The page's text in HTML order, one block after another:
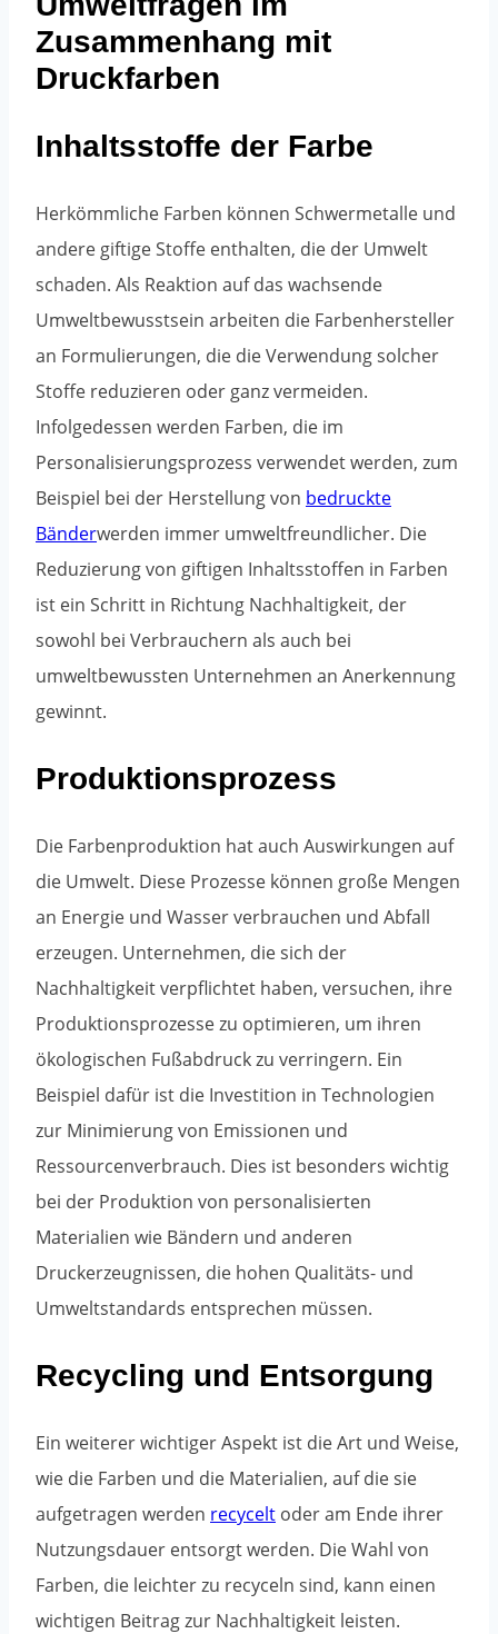
Zusammenhang mit
Druckfarben
Inhaltsstoffe der Farbe
Herkömmliche Farben können Schwermetalle und
andere giftige Stoffe enthalten, die der Umwelt
schaden. Als Reaktion auf das wachsende
Umweltbewusstsein arbeiten die Farbenhersteller
an Formulierungen, die die Verwendung solcher
Stoffe reduzieren oder ganz vermeiden.
Infolgedessen werden Farben, die im
Personalisierungsprozess verwendet werden, zum
Beispiel bei der Herstellung von bedruckte
Bänderwerden immer umweltfreundlicher. Die
Reduzierung von giftigen Inhaltsstoffen in Farben
ist ein Schritt in Richtung Nachhaltigkeit, der
sowohl bei Verbrauchern als auch bei
umweltbewussten Unternehmen an Anerkennung
gewinnt.
Produktionsprozess
Die Farbenproduktion hat auch Auswirkungen auf
die Umwelt. Diese Prozesse können große Mengen
an Energie und Wasser verbrauchen und Abfall
erzeugen. Unternehmen, die sich der
Nachhaltigkeit verpflichtet haben, versuchen, ihre
Produktionsprozesse zu optimieren, um ihren
ökologischen Fußabdruck zu verringern. Ein
Beispiel dafür ist die Investition in Technologien
zur Minimierung von Emissionen und
Ressourcenverbrauch. Dies ist besonders wichtig
bei der Produktion von personalisierten
Materialien wie Bändern und anderen
Druckerzeugnissen, die hohen Qualitäts- und
Umweltstandards entsprechen müssen.
Recycling und Entsorgung
Ein weiterer wichtiger Aspekt ist die Art und Weise,
wie die Farben und die Materialien, auf die sie
aufgetragen werden recycelt oder am Ende ihrer
Nutzungsdauer entsorgt werden. Die Wahl von
Farben, die leichter zu recyceln sind, kann einen
wichtigen Beitrag zur Nachhaltigkeit leisten.